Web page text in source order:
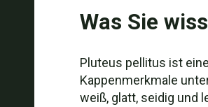
Was Sie
Pluteus pellitus ist
Kappenmerkmale
weiß, glatt, seidig und